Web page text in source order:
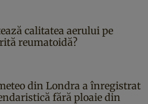
calitatea aerului pe
reumatoidă?
din Londra a înregistrat
fără ploaie din